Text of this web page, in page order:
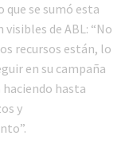
se sumó esta
de ABL: “No
recursos están, lo
en su campaña
hasta
y